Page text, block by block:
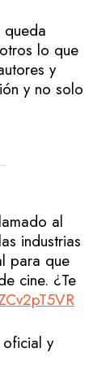
lo que
y
y no solo
al
industrias
para que
cine. ¿Te
y